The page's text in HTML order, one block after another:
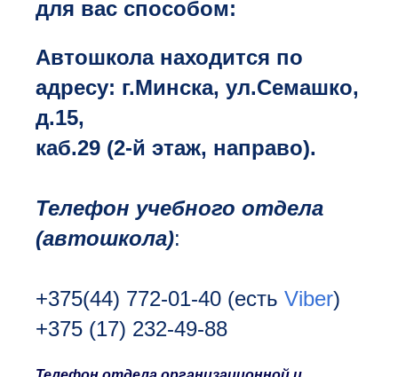
для вас способом:
Автошкола находится по
адресу: г.Минска, ул.Семашко,
д.15,
каб.29 (2-й этаж, направо).
Телефон учебного отдела
(автошкола):
+375(44) 772-01-40 (есть Viber)
+375 (17) 232-49-88